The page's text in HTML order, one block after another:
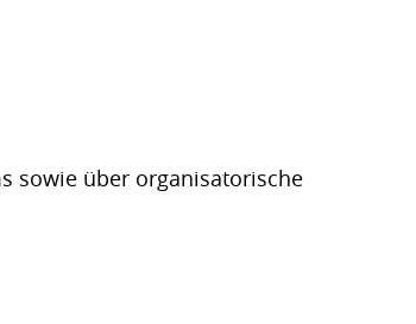
sowie über organisatorische